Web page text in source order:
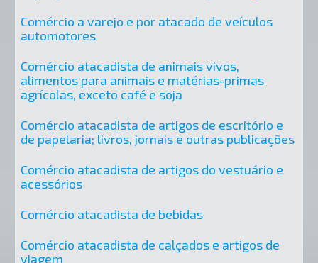
Comércio a varejo e por atacado de veículos
automotores
Comércio atacadista de animais vivos,
alimentos para animais e matérias-primas
agrícolas, exceto café e soja
Comércio atacadista de artigos de escritório e
de papelaria; livros, jornais e outras publicações
Comércio atacadista de artigos do vestuário e
acessórios
Comércio atacadista de bebidas
Comércio atacadista de calçados e artigos de
viagem